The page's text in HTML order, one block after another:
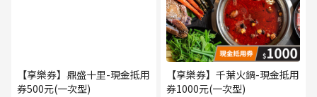
【享樂券】鼎盛十里-現金抵用
券500元(一次型)
【享樂券】千葉火鍋-現金抵用
券1000元(一次型)